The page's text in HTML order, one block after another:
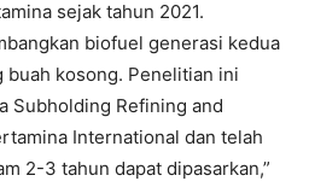
sejak tahun 2021.
biofuel generasi kedua
kosong. Penelitian ini
Subholding Refining and
International dan telah
2-3 tahun dapat dipasarkan,”